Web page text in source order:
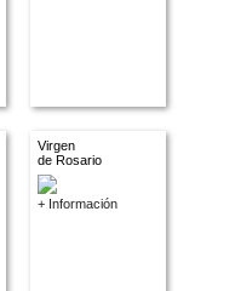
Virgen
de Rosario
+ Información